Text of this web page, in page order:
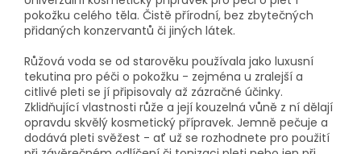
pokožku celého těla. Čistě přírodní, bez zbytečných
přidaných konzervantů či jiných látek.
Růžová voda se od starověku používala jako luxusní
tekutina pro péči o pokožku - zejména u zralejší a
citlivé pleti se jí připisovaly až zázračné účinky.
Zklidňující vlastnosti růže a její kouzelná vůně z ní dělají
opravdu skvělý kosmetický přípravek. Jemně pečuje a
dodává pleti svěžest - ať už se rozhodnete pro použití